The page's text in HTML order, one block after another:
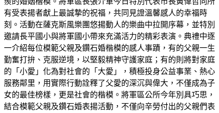
有受表揚者獻上最誠摯的祝福，共同見證溫馨感人的幸福時
刻。活動在薩克斯風樂團悠揚動人的樂曲中拉開序幕，並特別
邀請長平國小與將軍國小帶來充滿活力的精彩表演。典禮中逐
一介紹每位模範父親及鑽石婚楷模的感人事蹟，有的父親一生
勤奮打拚、克服逆境，以堅毅精神守護家庭；有的則將對家庭
的「小愛」化為對社會的「大愛」，積極投身公益事業、熱心
服務鄰里，用實際行動詮釋了父愛的深沉與偉大，不僅成為子
女的最佳榜樣，更是社會的楷模。將軍區公所今年別具巧思，
結合模範父親及鑽石婚表揚活動，不僅向辛勞付出的父親們表